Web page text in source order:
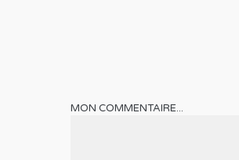
MON COMMENTAIRE...